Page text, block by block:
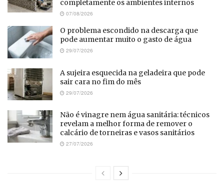
completamente os ambientes internos
07/08/2026
O problema escondido na descarga que
pode aumentar muito o gasto de água
29/07/2026
A sujeira esquecida na geladeira que pode
sair cara no fim do mês
29/07/2026
Não é vinagre nem água sanitária: técnicos
revelam a melhor forma de remover o
calcário de torneiras e vasos sanitários
27/07/2026